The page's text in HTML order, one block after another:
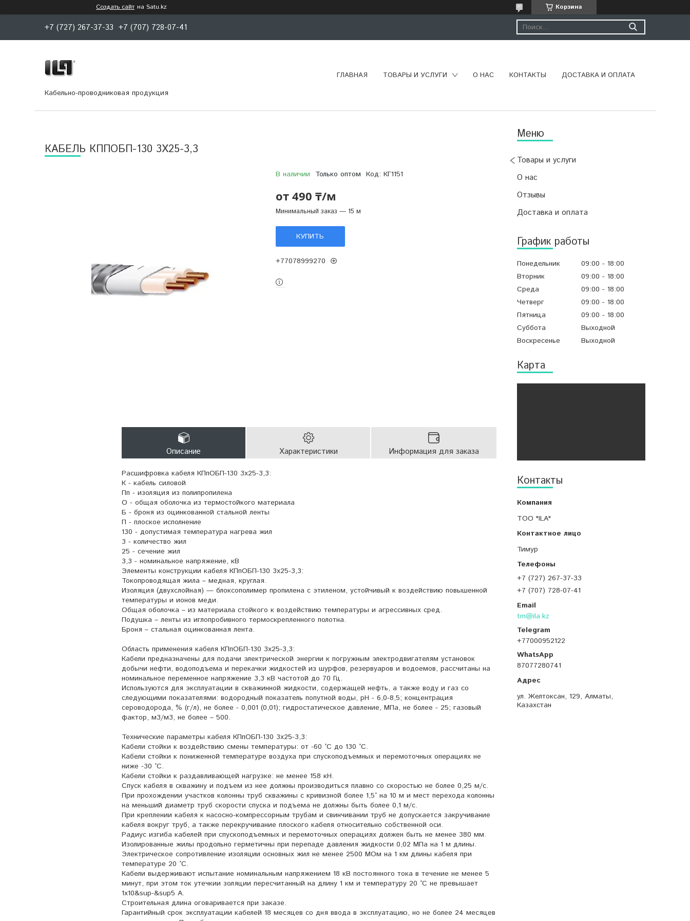
Создать сайт на Satu.kz Корзина
+7 (727) 267-37-33 +7 (707) 728-07-41
Кабельно-проводниковая продукция
ГЛАВНАЯ ТОВАРЫ И УСЛУГИ О НАС КОНТАКТЫ ДОСТАВКА И ОПЛАТА
Товары и услуги
О нас
Отзывы
Доставка и оплата
График работы
Понедельник 09:00
18:00
Вторник
09:00
18:00
Среда
09:00
18:00
Четверг
09:00
18:00
Пятница
09:00
18:00
Суббота
Выходной
Воскресенье
Выходной
Карта
Контакты
ТОО "ILA"
Тимур
+7 (727) 267-37-33
+7 (707) 728-07-41
tm@ila.kz
+77000952122
87077280741
ул. Желтоксан, 129, Алматы,
Казахстан
КАБЕЛЬ КППОБП-130 3Х25-3,3
В наличии Только оптом Код: КГ1151
от 490 ₸/м
Минимальный заказ — 15 м
КУПИТЬ
+77078999270
Описание Характеристики Информация для заказа
Расшифровка кабеля КПпОБП-130 3х25-3,3:
К - кабель силовой
Пп - изоляция из полипропилена
О - общая оболочка из термостойкого материала
Б - броня из оцинкованной стальной ленты
П - плоское исполнение
130 - допустимая температура нагрева жил
3 - количество жил
25 - сечение жил
3,3 - номинальное напряжение, кВ
Элементы конструкции кабеля КПпОБП-130 3х25-3,3:
Токопроводящая жила – медная, круглая.
Изоляция (двухслойная) — блоксополимер пропилена с этиленом, устойчивый к воздействию повышенной
температуры и ионов меди.
Общая оболочка – из материала стойкого к воздействию температуры и агрессивных сред.
Подушка – ленты из иглопробивного термоскрепленного полотна.
Броня – стальная оцинкованная лента.
Область применения кабеля КПпОБП-130 3х25-3,3:
Кабели предназначены для подачи электрической энергии к погружным электродвигателям установок
добычи нефти, водоподъема и перекачки жидкостей из шурфов, резервуаров и водоемов, рассчитаны на
номинальное переменное напряжение 3,3 кВ частотой до 70 Гц.
Используются для эксплуатации в скважинной жидкости, содержащей нефть, а также воду и газ со
следующими показателями: водородный показатель попутной воды, pH - 6,0-8,5; концентрация
сероводорода, % (г/л), не более - 0,001 (0,01); гидростатическое давление, МПа, не более - 25; газовый
фактор, м3/м3, не более – 500.
Технические параметры кабеля КПпОБП-130 3х25-3,3:
Кабели стойки к воздействию смены температуры: от -60 °С до 130 °С.
Кабели стойки к пониженной температуре воздуха при спускоподъемных и перемоточных операциях не
ниже -30 °С.
Кабели стойки к раздавливающей нагрузке: не менее 158 кН.
Спуск кабеля в скважину и подъем из нее должны производиться плавно со скоростью не более 0,25 м/с.
При прохождении участков колонны труб скважины с кривизной более 1,5° на 10 м и мест перехода колонны
на меньший диаметр труб скорости спуска и подъема не должны быть более 0,1 м/с.
При креплении кабеля к насосно-компрессорным трубам и свинчивании труб не допускается закручивание
кабеля вокруг труб, а также перекручивание плоского кабеля относительно собственной оси.
Радиус изгиба кабелей при спускоподъемных и перемоточных операциях должен быть не менее 380 мм.
Изолированные жилы продольно герметичны при перепаде давления жидкости 0,02 МПа на 1 м длины.
Электрическое сопротивление изоляции основных жил не менее 2500 МОм на 1 км длины кабеля при
температуре 20 °С.
Кабели выдерживают испытание номинальным напряжением 18 кВ постоянного тока в течение не менее 5
минут, при этом ток утечкии золяции пересчитанный на длину 1 км и температуру 20 °С не превышает
1х10&sup-&sup5 А.
Строительная длина оговаривается при заказе.
Гарантийный срок эксплуатации кабелей 18 месяцев со дня ввода в эксплуатацию, но не более 24 месяцев